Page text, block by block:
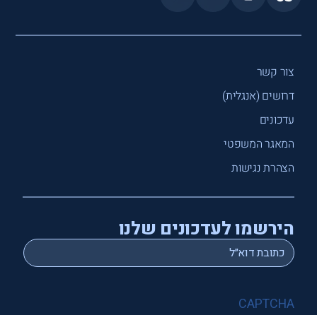
צור קשר
דרושים (אנגלית)
עדכונים
המאגר המשפטי
הצהרת נגישות
הירשמו לעדכונים שלנו
Email
*
CAPTCHA